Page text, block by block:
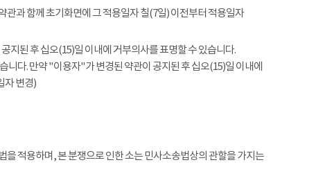
과 함께 초기화면에 그 적용일자 칠(7일) 이전부터 적용일자
지된 후 십오(15)일 이내에 거부의사를 표명할 수 있습니다.
다. 만약 "이용자"가 변경된 약관이 공지된 후 십오(15)일 이내에
자 변경)
적용하며, 본 분쟁으로 인한 소는 민사소송법상의 관할을 가지는